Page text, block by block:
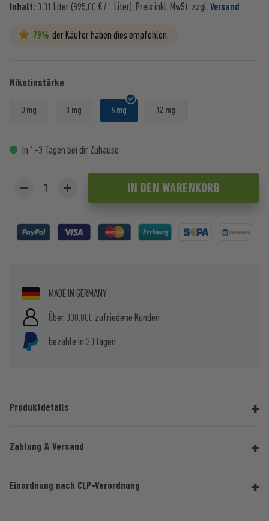
Inhalt: 0.01 Liter (895,00 € / 1 Liter). Preis inkl. MwSt. zzgl. Versand.
79% der Käufer haben dies empfohlen.
Nikotinstärke
0 mg 3 mg 6 mg 12 mg
In 1-3 Tagen bei dir Zuhause
IN DEN WARENKORB
MADE IN GERMANY
Über 300.000 zufriedene Kunden
bezahle in 30 tagen
Produktdetails
Zahlung & Versand
Einordnung nach CLP-Verordnung